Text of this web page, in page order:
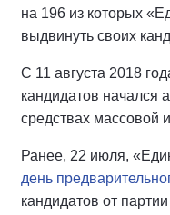
на 196 из которых
выдвинуть своих
С 11 августа 2018
кандидатов начался
средствах массовой
Ранее, 22 июля,
день
кандидатов от